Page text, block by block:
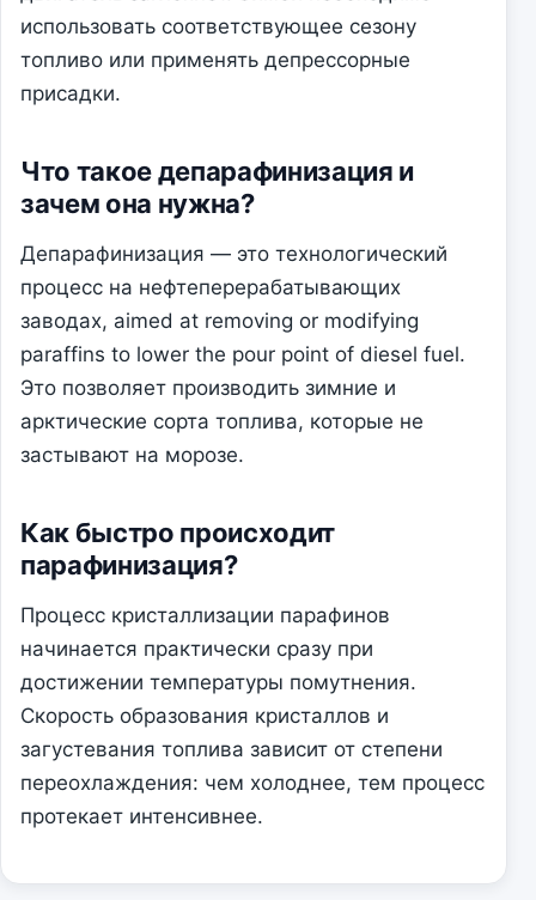
использовать соответствующее сезону
топливо или применять депрессорные
присадки.
Что такое депарафинизация и
зачем она нужна?
Депарафинизация — это технологический
процесс на нефтеперерабатывающих
заводах, aimed at removing or modifying
paraffins to lower the pour point of diesel fuel.
Это позволяет производить зимние и
арктические сорта топлива, которые не
застывают на морозе.
Как быстро происходит
парафинизация?
Процесс кристаллизации парафинов
начинается практически сразу при
достижении температуры помутнения.
Скорость образования кристаллов и
загустевания топлива зависит от степени
переохлаждения: чем холоднее, тем процесс
протекает интенсивнее.